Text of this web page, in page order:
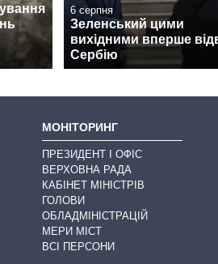
6 серпня
Зеленський цими
вихідними вперше
Сербію
МОНІТОРИНГ
ПРЕЗИДЕНТ І ОФІС
ВЕРХОВНА РАДА
КАБІНЕТ МІНІСТРІВ
ГОЛОВИ
ОБЛАДМІНІСТРАЦІЙ
МЕРИ МІСТ
ВСІ ПЕРСОНИ